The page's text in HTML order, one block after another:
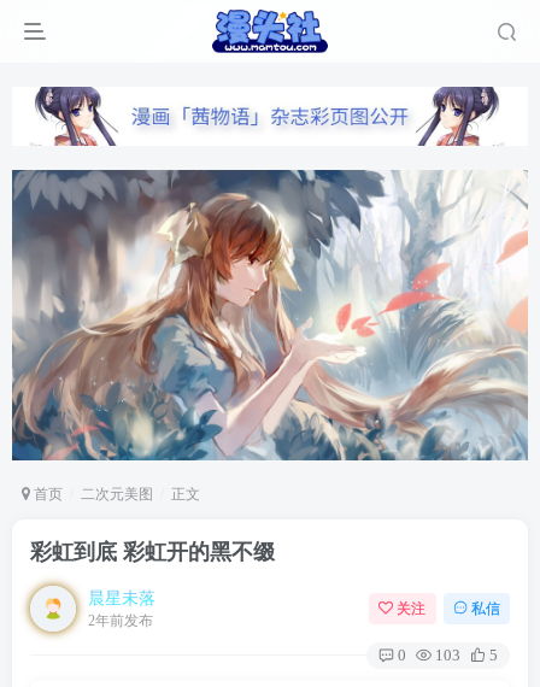
首页 二次元美图 正文
彩虹到底 彩虹开的黑不缀
晨星未落
2年前发布
关注 私信
0 103 5